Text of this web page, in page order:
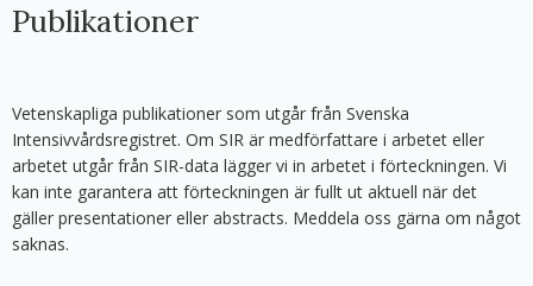
Publikationer
Vetenskapliga publikationer som utgår från Svenska
Intensivvårdsregistret. Om SIR är medförfattare i arbetet eller
arbetet utgår från SIR-data lägger vi in arbetet i förteckningen. Vi
kan inte garantera att förteckningen är fullt ut aktuell när det
gäller presentationer eller abstracts. Meddela oss gärna om något
saknas.